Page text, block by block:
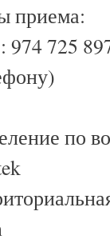
приема:
974 725
по